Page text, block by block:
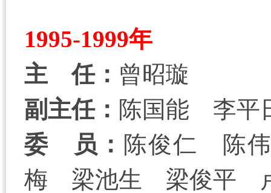
1995-1999年
主 任： 曾昭璇
副主任： 陈国能 李
委 员： 陈俊仁 陈
梅 梁池生 梁俊平